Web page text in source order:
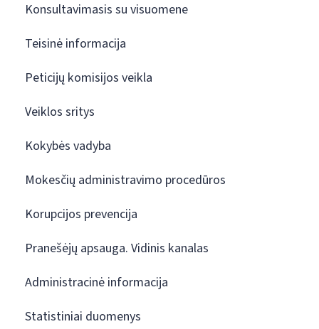
Konsultavimasis su visuomene
Teisinė informacija
Peticijų komisijos veikla
Veiklos sritys
Kokybės vadyba
Mokesčių administravimo procedūros
Korupcijos prevencija
Pranešėjų apsauga. Vidinis kanalas
Administracinė informacija
Statistiniai duomenys